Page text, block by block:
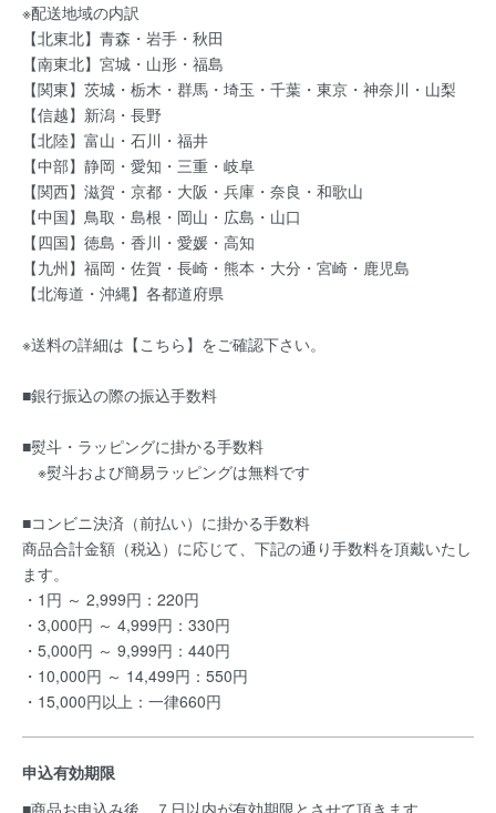
※配送地域の内訳
【北東北】青森・岩手・秋田
【南東北】宮城・山形・福島
【関東】茨城・栃木・群馬・埼玉・千葉・東京・神奈川・山梨
【信越】新潟・長野
【北陸】富山・石川・福井
【中部】静岡・愛知・三重・岐阜
【関西】滋賀・京都・大阪・兵庫・奈良・和歌山
【中国】鳥取・島根・岡山・広島・山口
【四国】徳島・香川・愛媛・高知
【九州】福岡・佐賀・長崎・熊本・大分・宮崎・鹿児島
【北海道・沖縄】各都道府県
※送料の詳細は【こちら 】をご確認下さい。
■銀行振込の際の振込手数料
■熨斗・ラッピングに掛かる手数料
※熨斗および簡易ラッピングは無料です
■コンビニ決済（前払い）に掛かる手数料
商品合計金額（税込）に応じて、下記の通り手数料を頂戴いたし
ます。
・1円 ～ 2,999円：220円
・3,000円 ～ 4,999円：330円
・5,000円 ～ 9,999円：440円
・10,000円 ～ 14,499円：550円
・15,000円以上：一律660円
申込有効期限
■商品お申込み後、７日以内が有効期限とさせて頂きます。